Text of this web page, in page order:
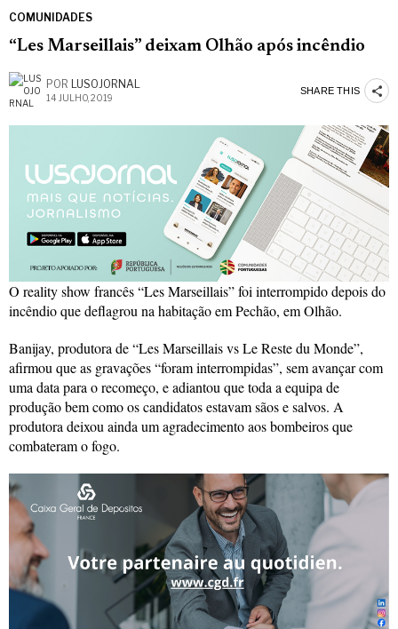
COMUNIDADES
“Les Marseillais” deixam Olhão após incêndio
POR LUSOJORNAL
14 JULHO, 2019
SHARE THIS
O reality show francês “Les Marseillais” foi interrompido depois do
incêndio que deflagrou na habitação em Pechão, em Olhão.
Banijay, produtora de “Les Marseillais vs Le Reste du Monde”,
afirmou que as gravações “foram interrompidas”, sem avançar com
uma data para o recomeço, e adiantou que toda a equipa de
produção bem como os candidatos estavam sãos e salvos. A
produtora deixou ainda um agradecimento aos bombeiros que
combateram o fogo.